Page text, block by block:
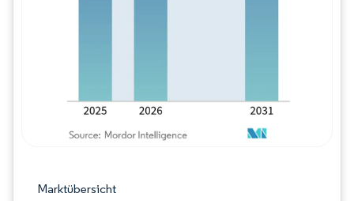
Marktübersicht